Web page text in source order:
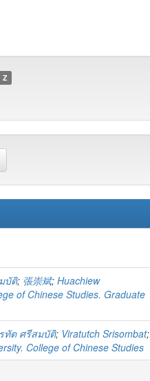
Z
บัติ; 張崇斌; Huachiew
of Chinese Studies. Graduate
ทัต ศรีสมบัติ; Viratutch Srisombat;
College of Chinese Studies